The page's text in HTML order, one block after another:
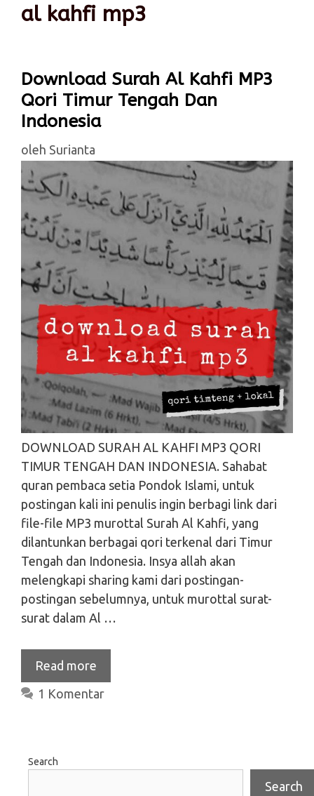
al kahfi mp3
Download Surah Al Kahfi MP3
Qori Timur Tengah Dan
Indonesia
oleh Surianta
DOWNLOAD SURAH AL KAHFI MP3 QORI
TIMUR TENGAH DAN INDONESIA. Sahabat
quran pembaca setia Pondok Islami, untuk
postingan kali ini penulis ingin berbagi link dari
file-file MP3 murottal Surah Al Kahfi, yang
dilantunkan berbagai qori terkenal dari Timur
Tengah dan Indonesia. Insya allah akan
melengkapi sharing kami dari postingan-
postingan sebelumnya, untuk murottal surat-
surat dalam Al …
Read more
1 Komentar
Search
Search